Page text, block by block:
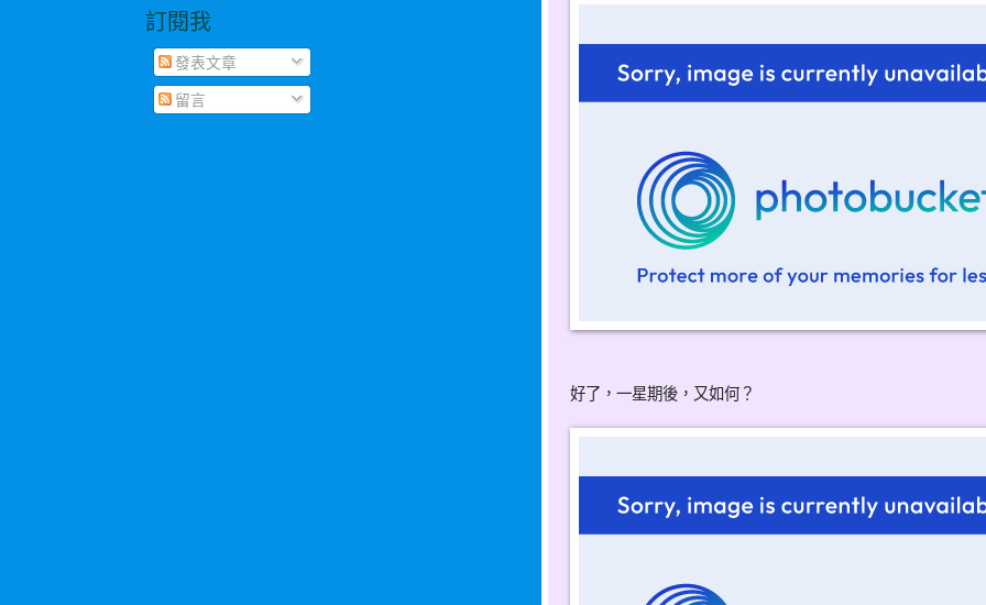
好了，一星期後，又如何？
訂閱我
發表文章
留言